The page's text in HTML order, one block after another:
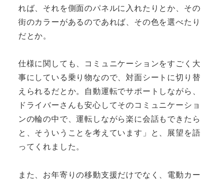
れば、それを側面のパネルに入れたりとか、その
街のカラーがあるのであれば、その色を選べたり
だとか。
仕様に関しても、コミュニケーションをすごく大
事にしている乗り物なので、対面シートに切り替
えられるだとか。自動運転でサポートしながら、
ドライバーさんも安心してそのコミュニケーショ
ンの輪の中で、運転しながら楽に会話もできたら
と、そういうことを考えています」と、展望を語
ってくれました。
また、お年寄りの移動支援だけでなく、電動カー